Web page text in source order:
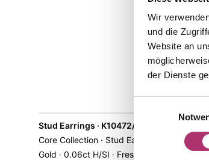
Wir
und die
Website an
der Dienste
Stud Earrings · K10472/G
Core Collection · Stud Earrings · 14k Yellow
Gold · 0.06ct H/SI · Freshwater Pearl 7mm